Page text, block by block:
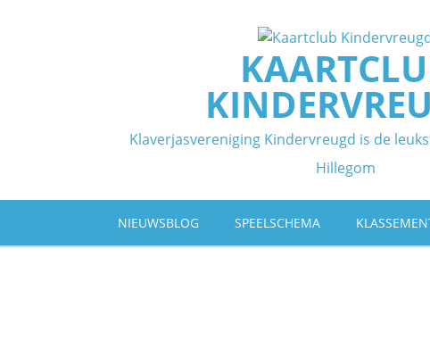
Klaverjasvereniging Kindervreugd is de
Hillegom
NIEUWSBLOG SPEELSCHEMA